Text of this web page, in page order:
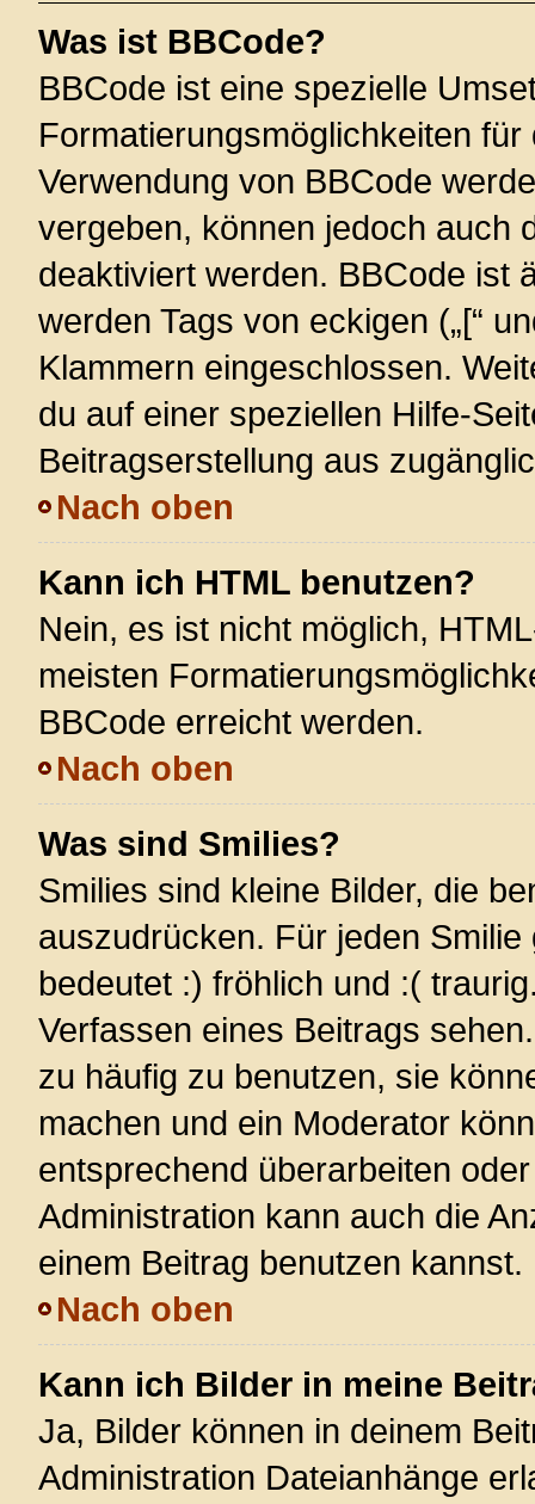
Was ist BBCode?
BBCode ist eine spezielle
Formatierungsmöglichkeiten
Verwendung von BBCode
vergeben, können jedoch auch
deaktiviert werden. BBCode ist
werden Tags von eckigen („[“
Klammern eingeschlossen.
du auf einer speziellen Hilfe-
Beitragserstellung aus
Nach oben
Kann ich HTML benutzen?
Nein, es ist nicht möglich,
meisten
BBCode erreicht werden.
Nach oben
Was sind Smilies?
Smilies sind kleine Bilder, die
auszudrücken. Für jeden
bedeutet :) fröhlich und :(
Verfassen eines Beitrags
zu häufig zu benutzen, sie
machen und ein Moderator
entsprechend überarbeiten
Administration kann auch die
einem Beitrag benutzen kannst.
Nach oben
Kann ich Bilder in meine
Ja, Bilder können in deinem
Administration Dateianhänge